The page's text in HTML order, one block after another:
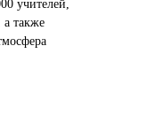
учителей,
а также